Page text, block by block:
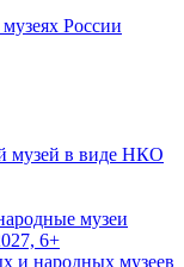
России
музей в виде НКО
музеи
6+
и народных музеев